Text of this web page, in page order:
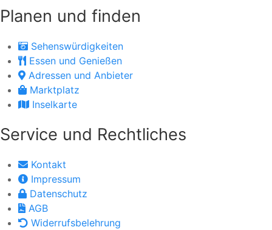
Planen und finden
Sehenswürdigkeiten
Essen und Genießen
Adressen und Anbieter
Marktplatz
Inselkarte
Service und Rechtliches
Kontakt
Impressum
Datenschutz
AGB
Widerrufsbelehrung